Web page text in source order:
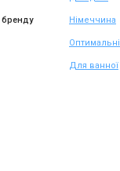
бренду Німеччина
Оптимальні
Для ванної